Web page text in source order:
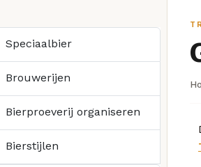
Speciaalbier
Brouwerijen
Bierproeverij organiseren
Bierstijlen